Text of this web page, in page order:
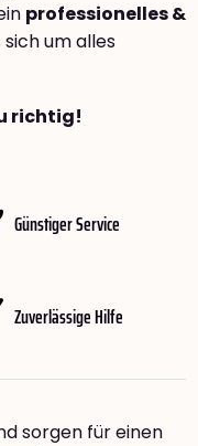
professionelles &
sich um alles
richtig!
Günstiger Service
Zuverlässige Hilfe
sorgen für einen